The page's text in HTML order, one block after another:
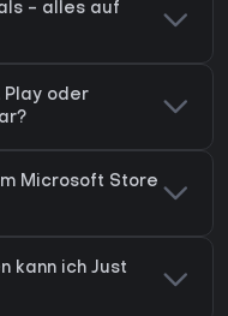
- alles auf
Play oder
Microsoft Store
kann ich Just